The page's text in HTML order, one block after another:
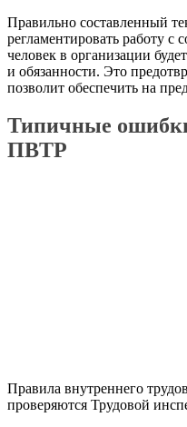
Правильно составленный
регламентировать работу
человек в организации
и обязанности. Это
позволит обеспечить на
Типичные
ПВТР
Правила внутреннего
проверяются Трудовой